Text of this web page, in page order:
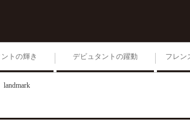
トの輝き
るコンサー
デビュタントの躍動 フレン
landmark